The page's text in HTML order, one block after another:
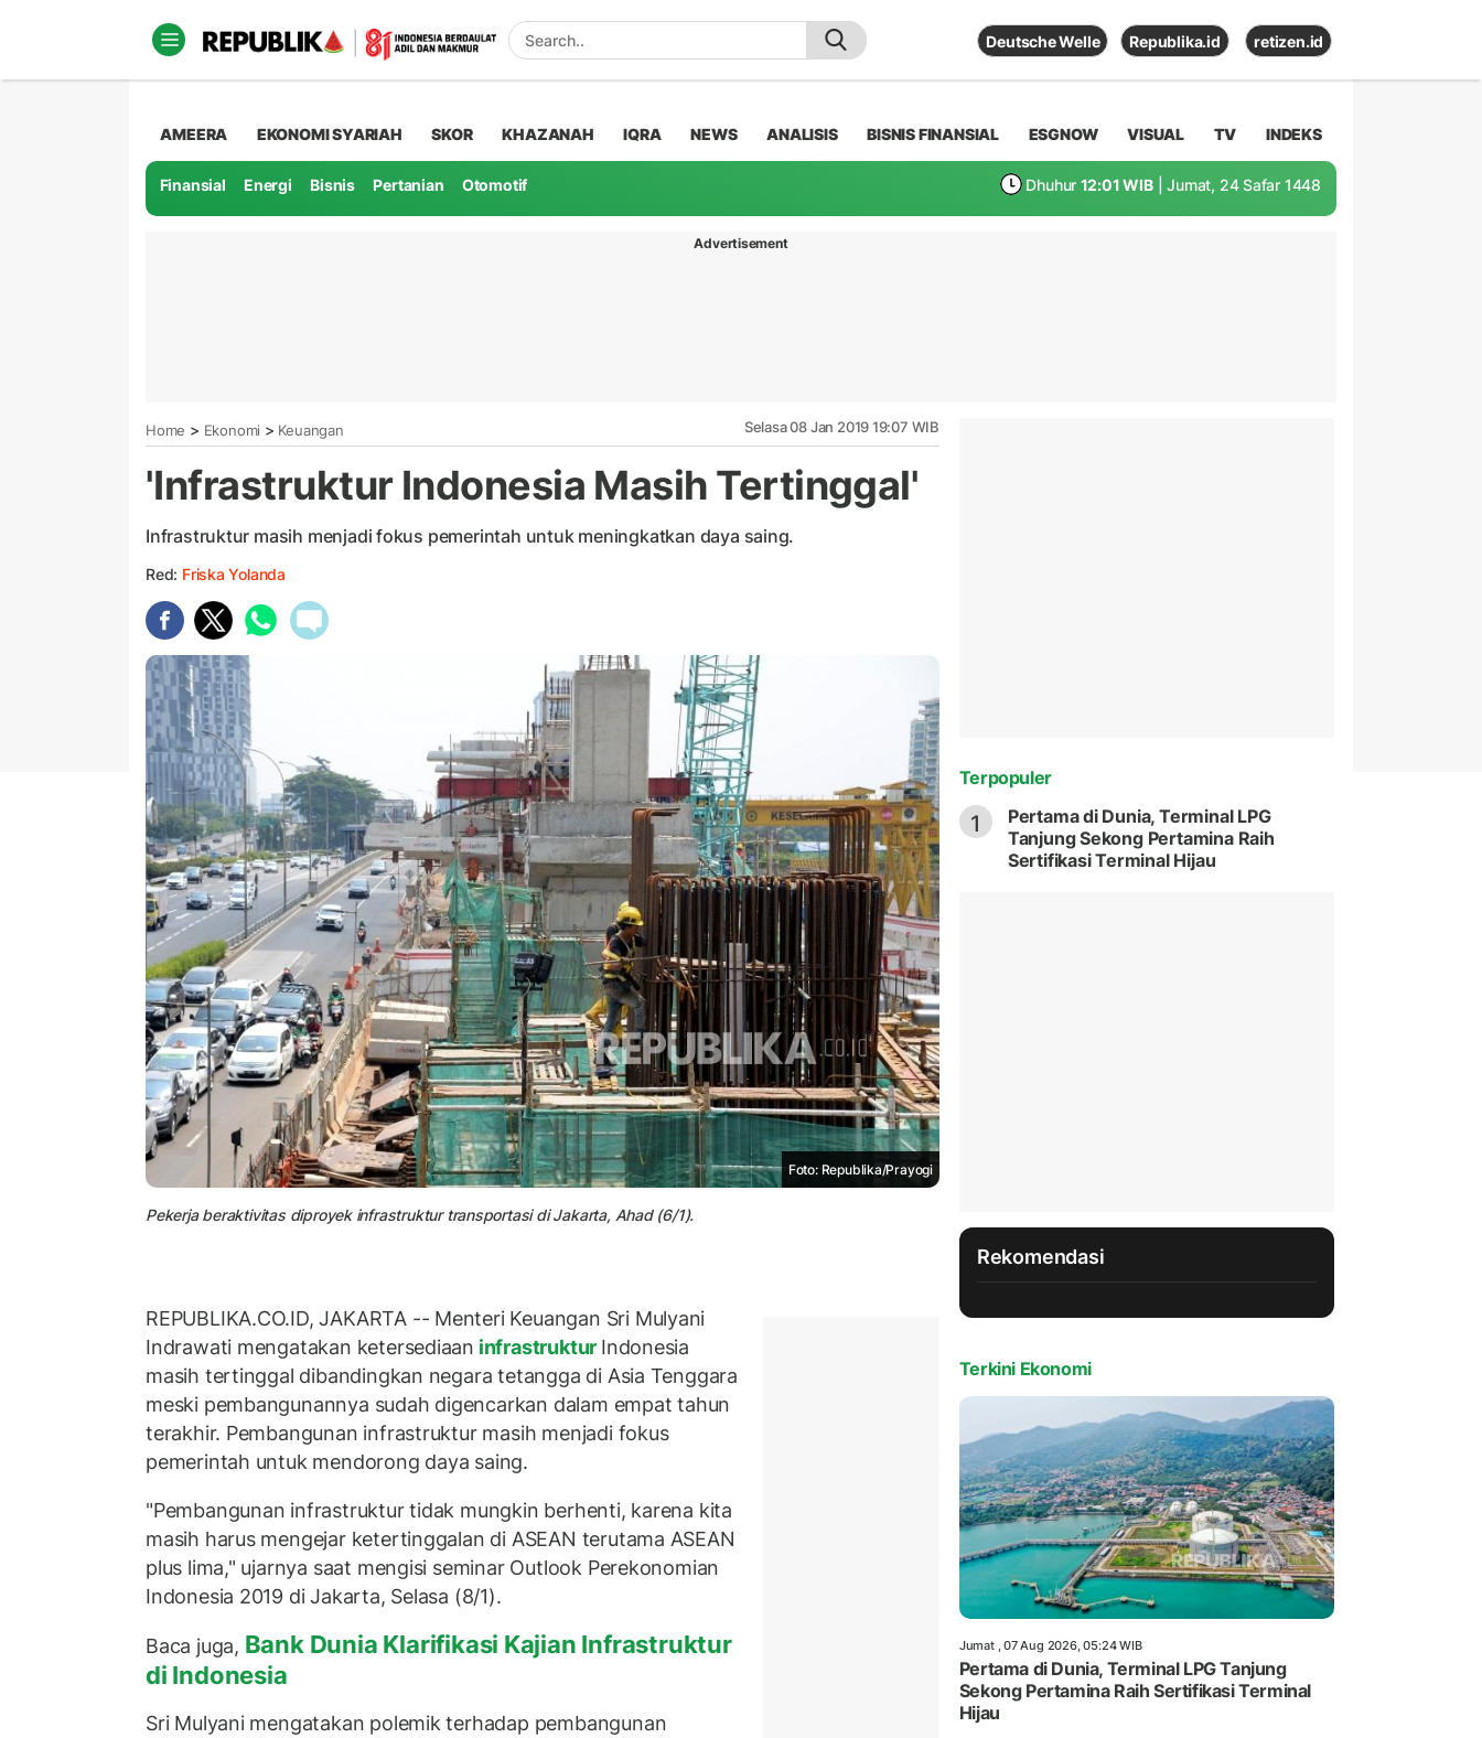
Deutsche Welle Republika.id retizen.id
AMEERA EKONOMI SYARIAH SKOR KHAZANAH IQRA NEWS ANALISIS BISNIS FINANSIAL ESGNOW VISUAL TV INDEKS
Finansial Energi Bisnis Pertanian Otomotif Dhuhur 12:01 WIB | Jumat, 24 Safar 1448
Advertisement
Home > Ekonomi > Keuangan Selasa 08 Jan 2019 19:07 WIB
'Infrastruktur Indonesia Masih Tertinggal'
Infrastruktur masih menjadi fokus pemerintah untuk meningkatkan daya saing.
Red: Friska Yolanda
Foto: Republika/Prayogi
Pekerja beraktivitas diproyek infrastruktur transportasi di Jakarta, Ahad (6/1).
REPUBLIKA.CO.ID, JAKARTA -- Menteri Keuangan Sri Mulyani
Indrawati mengatakan ketersediaan infrastruktur Indonesia
masih tertinggal dibandingkan negara tetangga di Asia Tenggara
meski pembangunannya sudah digencarkan dalam empat tahun
terakhir. Pembangunan infrastruktur masih menjadi fokus
pemerintah untuk mendorong daya saing.
"Pembangunan infrastruktur tidak mungkin berhenti, karena kita
masih harus mengejar ketertinggalan di ASEAN terutama ASEAN
plus lima," ujarnya saat mengisi seminar Outlook Perekonomian
Indonesia 2019 di Jakarta, Selasa (8/1).
Baca juga, Bank Dunia Klarifikasi Kajian Infrastruktur
di Indonesia
Sri Mulyani mengatakan polemik terhadap pembangunan
Terpopuler
1
Pertama di Dunia, Terminal LPG
Tanjung Sekong Pertamina Raih
Sertifikasi Terminal Hijau
Rekomendasi
Terkini Ekonomi
Jumat , 07 Aug 2026, 05:24 WIB
Pertama di Dunia, Terminal LPG Tanjung
Sekong Pertamina Raih Sertifikasi Terminal
Hijau